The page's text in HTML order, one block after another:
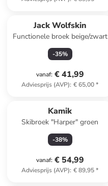
Jack Wolfskin
Functionele broek beige/zwart
-35%
vanaf: € 41,99
Adviesprijs (AVP): € 65,00*
Kamik
Skibroek "Harper" groen
-38%
vanaf: € 54,99
Adviesprijs (AVP): € 89,95*